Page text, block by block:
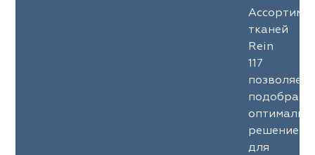
тканей
Rein
117
позволяет
подобрать
решение
для